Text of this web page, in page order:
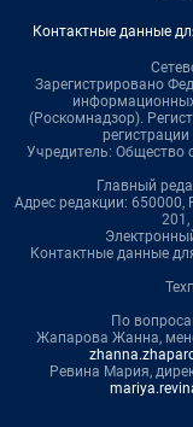
Контактные данные
Зарегистрировано
(Роскомнадзор).
Учредитель: Общество
Главный
Адрес редакции: 650000,
201,
Контактные данные
По
Жапарова Жанна,
Ревина Мария,